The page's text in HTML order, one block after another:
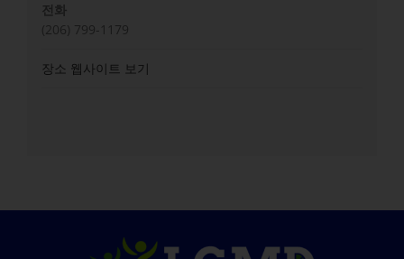
전화
(206) 799-1179
장소 웹사이트 보기